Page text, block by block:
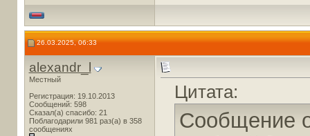
26.03.2025, 06:33
alexandr_l
Местный
Регистрация: 19.10.2013
Сообщений: 598
Сказал(а) спасибо: 21
Поблагодарили 981 раз(а) в 358
сообщениях
Цитата:
Сообщение